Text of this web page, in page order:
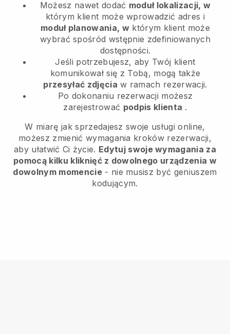
Możesz nawet dodać moduł lokalizacji, w
którym klient może wprowadzić adres i
moduł planowania, w którym klient może
wybrać spośród wstępnie zdefiniowanych
dostępności.
Jeśli potrzebujesz, aby Twój klient
komunikował się z Tobą, mogą także
przesyłać zdjęcia w ramach rezerwacji.
Po dokonaniu rezerwacji możesz
zarejestrować podpis klienta .
W miarę jak sprzedajesz swoje usługi online,
możesz zmienić wymagania kroków rezerwacji,
aby ułatwić Ci życie. Edytuj swoje wymagania za
pomocą kilku kliknięć z dowolnego urządzenia w
dowolnym momencie- nie musisz być geniuszem
kodującym.